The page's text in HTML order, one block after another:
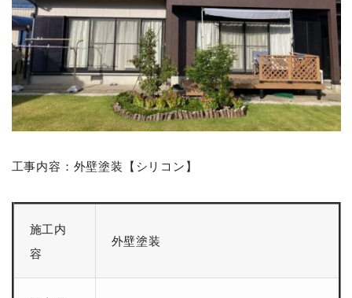
工事内容：外壁塗装【シリコン】
施工内
容
外壁塗装